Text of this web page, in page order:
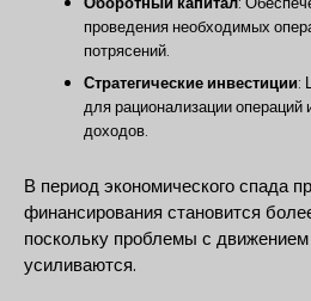
проведения необходимых
потрясений.
Стратегические инвестиции:
для рационализации операций
доходов.
В период экономического спада
финансирования становится
поскольку проблемы с
усиливаются.